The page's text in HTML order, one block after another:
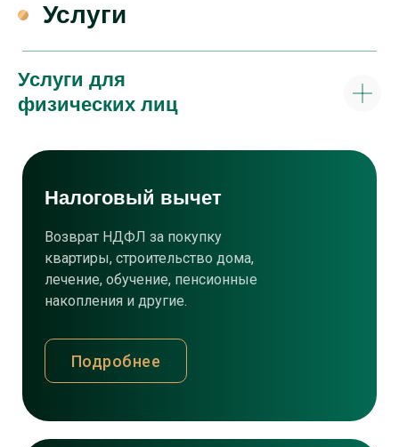
Услуги
Услуги для
физических лиц
Возврат НДФЛ за покупку
квартиры, строительство дома,
лечение, обучение, пенсионные
накопления и другие.
Налоговый вычет
Подробнее